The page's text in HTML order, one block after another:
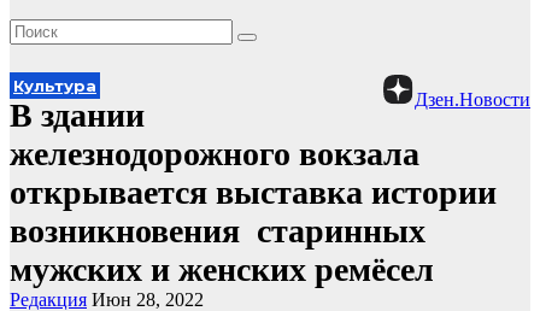
Дзен.Новости
Культура
В здании
железнодорожного вокзала
открывается выставка истории
возникновения старинных
мужских и женских ремёсел
Редакция Июн 28, 2022